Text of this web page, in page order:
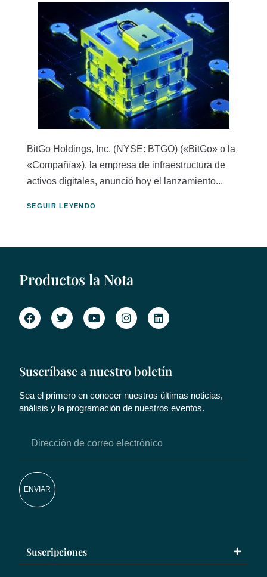
BitGo Holdings, Inc. (NYSE: BTGO) («BitGo» o la
«Compañía»), la empresa de infraestructura de
activos digitales, anunció hoy el lanzamiento...
SEGUIR LEYENDO
Productos la Nota
Suscríbase a nuestro boletín
Sea el primero en conocer nuestros últimas noticias,
análisis y la programación de nuestros eventos.
ENVIAR
Suscripciones